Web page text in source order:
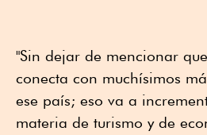
"Sin dejar de mencionar
conecta con muchísimos
ese país; eso va a
materia de turismo y de